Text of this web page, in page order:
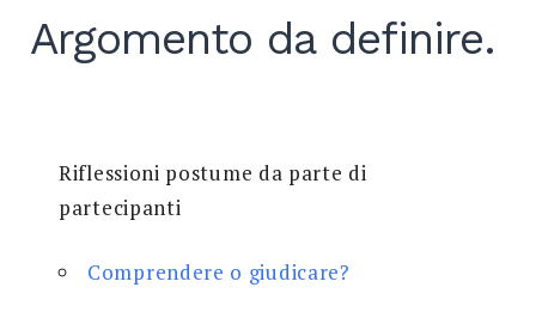
Argomento da definire.
Riflessioni postume da parte di
partecipanti
Comprendere o giudicare?